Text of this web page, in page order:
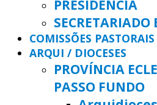
PRESIDÊNCIA
SECRETARIADO
COMISSÕES PASTORAIS
ARQUI / DIOCESES
PROVÍNCIA
PASSO FUNDO